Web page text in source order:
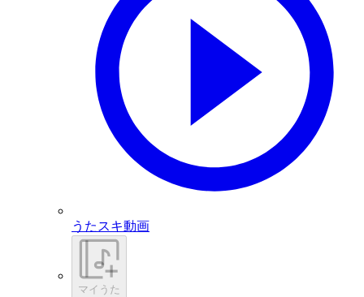
うたスキ動画
マイうた